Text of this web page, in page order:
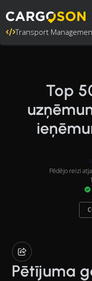
Transport
Top
Pēdējo reizi
Pētījuma